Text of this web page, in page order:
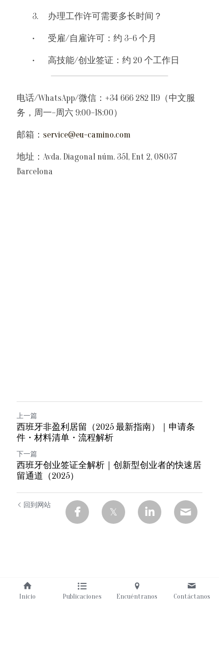
	3.	办理工作许可需要多长时间？
	•	受雇/自雇许可：约 3–6 个月
	•	高技能/创业签证：约 20 个工作日
电话/WhatsApp/微信：+34 666 282 119（中文服
务，周一–周六 9:00–18:00）
邮箱： service@eu-camino.com
地址：Avda. Diagonal núm. 351, Ent 2, 08037
Barcelona
上一篇
西班牙非盈利居留（2025 最新指南）｜申请条
件・材料清单・流程解析
下一篇
西班牙创业签证全解析｜创新型创业者的快速居
留通道（2025）
回到网站
Inicio Publicaciones Encuéntranos Contáctanos